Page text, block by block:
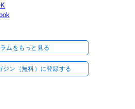
ムをもっと見る
ジン（無料）に登録する